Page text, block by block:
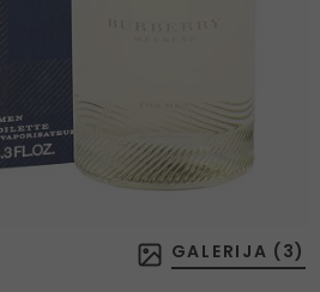
GALERIJA ( 3)